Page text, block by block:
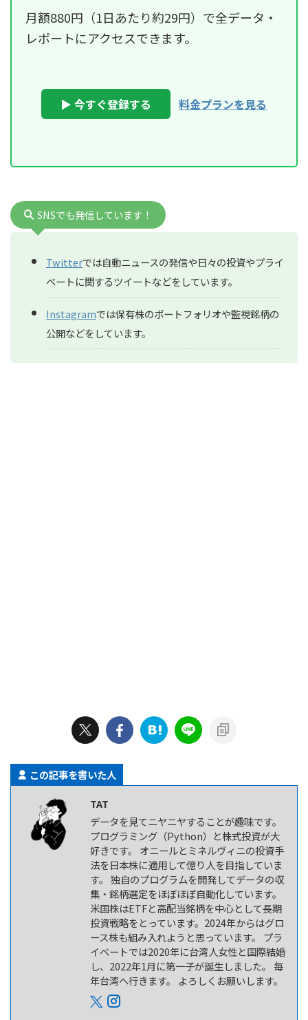
月額880円（1日あたり約29円）で全データ・
レポートにアクセスできます。
▶ 今すぐ登録する 料金プランを見る
SNSでも発信しています！
Twitterでは自動ニュースの発信や日々の投資やプライ
ベートに関するツイートなどをしています。
Instagramでは保有株のポートフォリオや監視銘柄の
公開などをしています。
この記事を書いた人
TAT
データを見てニヤニヤすることが趣味です。
プログラミング（Python）と株式投資が大
好きです。 オニールとミネルヴィニの投資手
法を日本株に適用して億り人を目指していま
す。 独自のプログラムを開発してデータの収
集・銘柄選定をほぼほぼ自動化しています。
米国株はETFと高配当銘柄を中心として長期
投資戦略をとっています。2024年からはグロ
ース株も組み入れようと思っています。 プラ
イベートでは2020年に台湾人女性と国際結婚
し、2022年1月に第一子が誕生しました。 毎
年台湾へ行きます。 よろしくお願いします。